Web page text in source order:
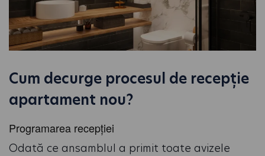
Cum decurge procesul de recepție
apartament nou?
Programarea recepției
Odată ce ansamblul a primit toate avizele